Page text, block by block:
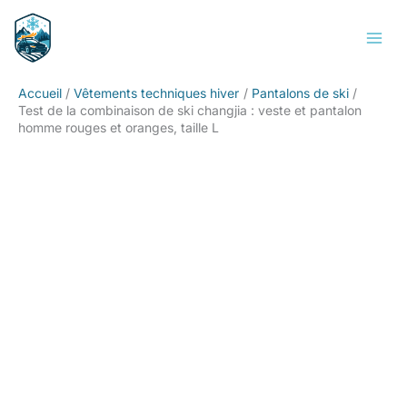
contenu
Accueil Vêtements techniques hiver
Pantalons de ski
Test de la combinaison de ski changjia : veste et pantalon
homme rouges et oranges, taille L
Rechercher